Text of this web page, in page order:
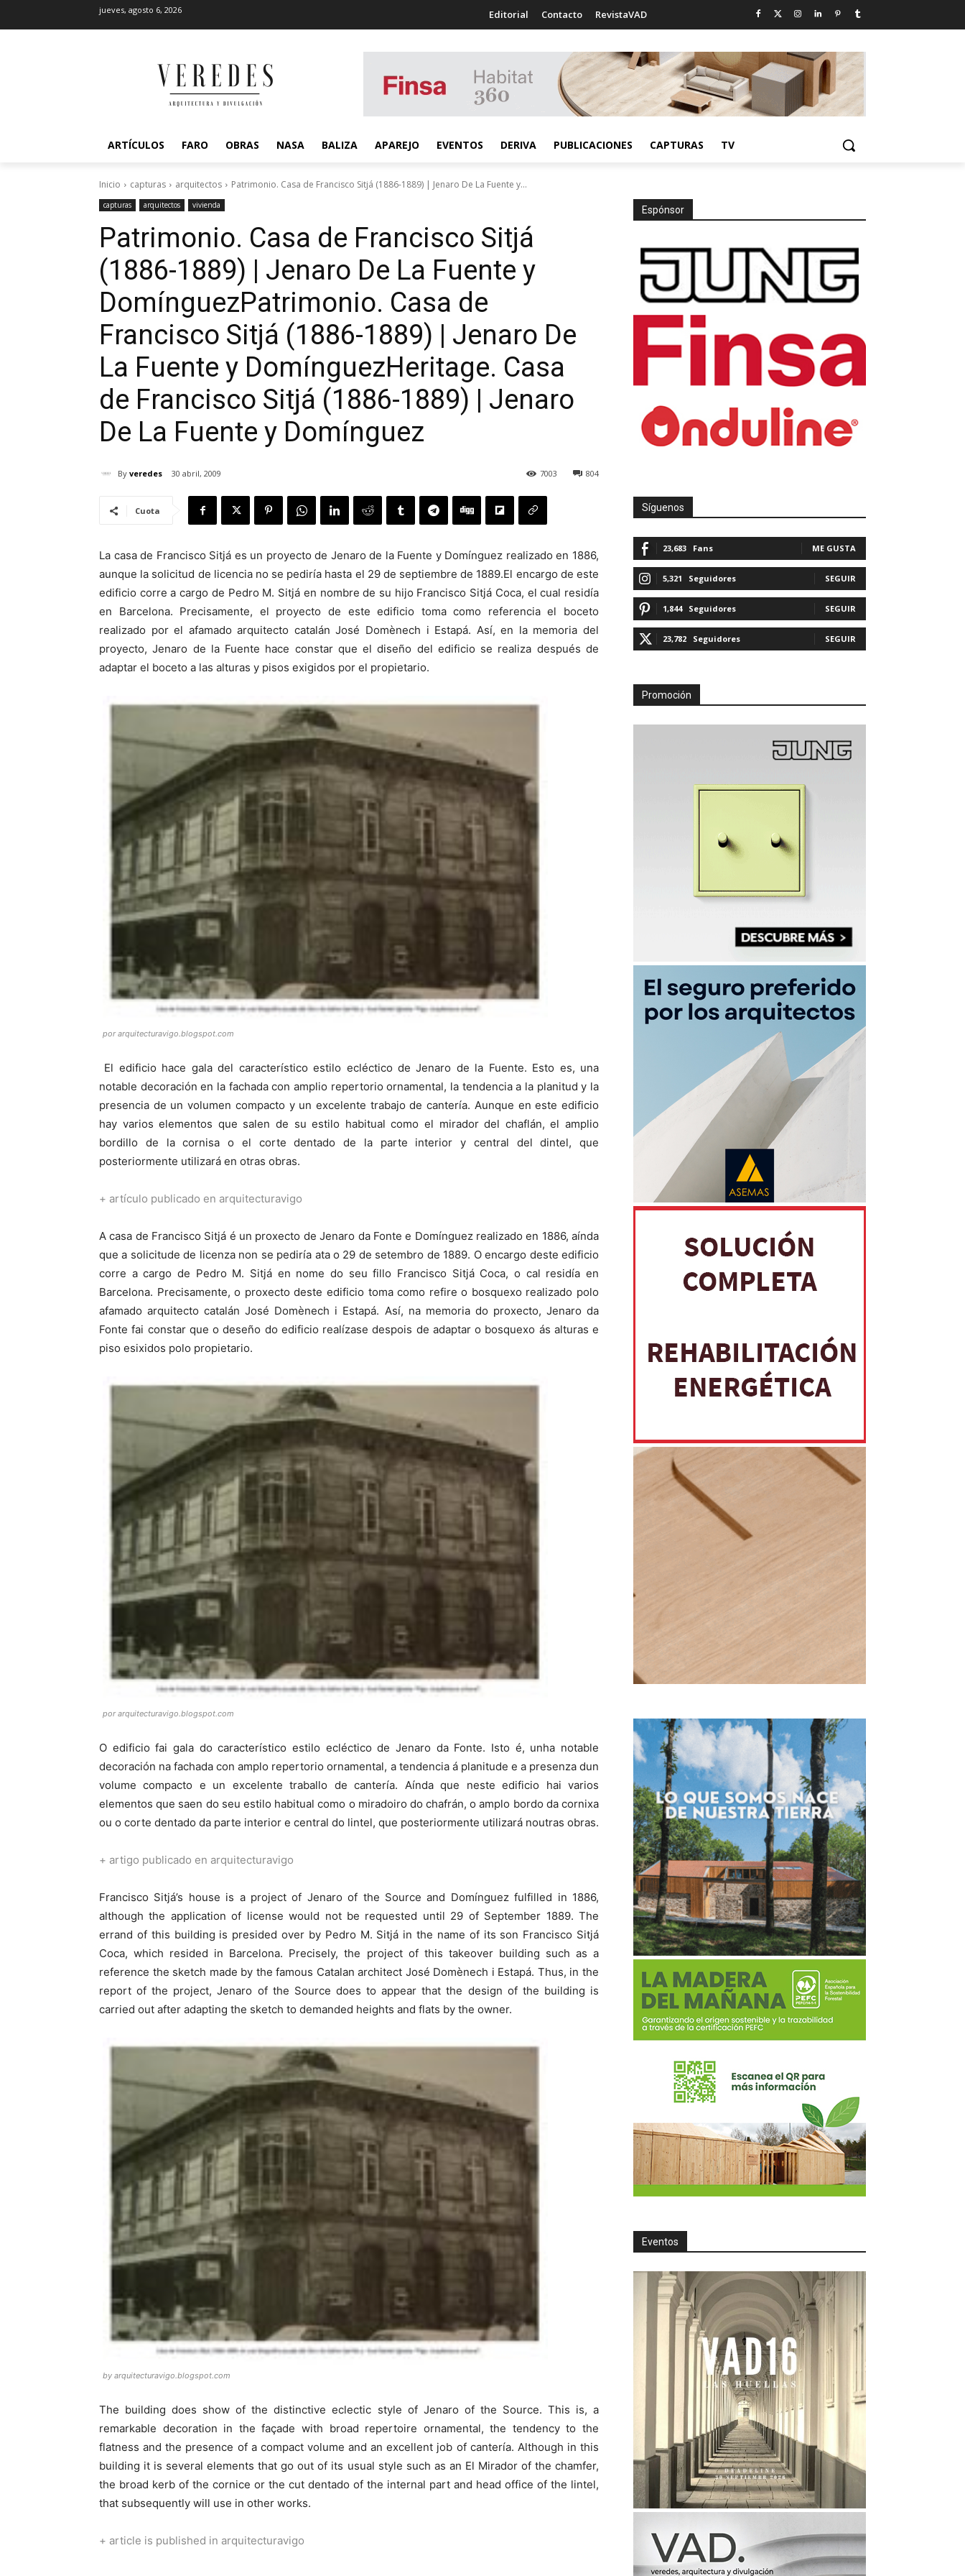
jueves, agosto 6, 2026 Editorial Contacto RevistaVAD
ARTÍCULOS FARO OBRAS NASA BALIZA APAREJO EVENTOS DERIVA PUBLICACIONES CAPTURAS TV
Inicio capturas arquitectos Patrimonio. Casa de Francisco Sitjá (1886-1889) | Jenaro De La Fuente y...
capturas arquitectos vivienda
Patrimonio. Casa de Francisco Sitjá
(1886-1889) | Jenaro De La Fuente y
DomínguezPatrimonio. Casa de
Francisco Sitjá (1886-1889) | Jenaro De
La Fuente y DomínguezHeritage. Casa
de Francisco Sitjá (1886-1889) | Jenaro
De La Fuente y Domínguez
By veredes 30 abril, 2009 804
7003
Cuota
La casa de Francisco Sitjá es un proyecto de Jenaro de la Fuente y Domínguez realizado en 1886,
aunque la solicitud de licencia no se pediría hasta el 29 de septiembre de 1889.El encargo de este
edificio corre a cargo de Pedro M. Sitjá en nombre de su hijo Francisco Sitjá Coca, el cual residía
en Barcelona. Precisamente, el proyecto de este edificio toma como referencia el boceto
realizado por el afamado arquitecto catalán José Domènech i Estapá. Así, en la memoria del
proyecto, Jenaro de la Fuente hace constar que el diseño del edificio se realiza después de
adaptar el boceto a las alturas y pisos exigidos por el propietario.
por arquitecturavigo.blogspot.com
El edificio hace gala del característico estilo ecléctico de Jenaro de la Fuente. Esto es, una
notable decoración en la fachada con amplio repertorio ornamental, la tendencia a la planitud y la
presencia de un volumen compacto y un excelente trabajo de cantería. Aunque en este edificio
hay varios elementos que salen de su estilo habitual como el mirador del chaflán, el amplio
bordillo de la cornisa o el corte dentado de la parte interior y central del dintel, que
posteriormente utilizará en otras obras.
+ artículo publicado en arquitecturavigo
A casa de Francisco Sitjá é un proxecto de Jenaro da Fonte e Domínguez realizado en 1886, aínda
que a solicitude de licenza non se pediría ata o 29 de setembro de 1889. O encargo deste edificio
corre a cargo de Pedro M. Sitjá en nome do seu fillo Francisco Sitjá Coca, o cal residía en
Barcelona. Precisamente, o proxecto deste edificio toma como refire o bosquexo realizado polo
afamado arquitecto catalán José Domènech i Estapá. Así, na memoria do proxecto, Jenaro da
Fonte fai constar que o deseño do edificio realízase despois de adaptar o bosquexo ás alturas e
piso esixidos polo propietario.
por arquitecturavigo.blogspot.com
O edificio fai gala do característico estilo ecléctico de Jenaro da Fonte. Isto é, unha notable
decoración na fachada con amplo repertorio ornamental, a tendencia á planitude e a presenza dun
volume compacto e un excelente traballo de cantería. Aínda que neste edificio hai varios
elementos que saen do seu estilo habitual como o miradoiro do chafrán, o amplo bordo da cornixa
ou o corte dentado da parte interior e central do lintel, que posteriormente utilizará noutras obras.
+ artigo publicado en arquitecturavigo
Francisco Sitjá’s house is a project of Jenaro of the Source and Domínguez fulfilled in 1886,
although the application of license would not be requested until 29 of September 1889. The
errand of this building is presided over by Pedro M. Sitjá in the name of its son Francisco Sitjá
Coca, which resided in Barcelona. Precisely, the project of this takeover building such as a
reference the sketch made by the famous Catalan architect José Domènech i Estapá. Thus, in the
report of the project, Jenaro of the Source does to appear that the design of the building is
carried out after adapting the sketch to demanded heights and flats by the owner.
by arquitecturavigo.blogspot.com
The building does show of the distinctive eclectic style of Jenaro of the Source. This is, a
remarkable decoration in the façade with broad repertoire ornamental, the tendency to the
flatness and the presence of a compact volume and an excellent job of cantería. Although in this
building it is several elements that go out of its usual style such as an El Mirador of the chamfer,
the broad kerb of the cornice or the cut dentado of the internal part and head office of the lintel,
that subsequently will use in other works.
+ article is published in arquitecturavigo
Espónsor
Síguenos
23,683 Fans ME GUSTA
5,321 Seguidores SEGUIR
1,844 Seguidores SEGUIR
23,782 Seguidores SEGUIR
Promoción
Eventos